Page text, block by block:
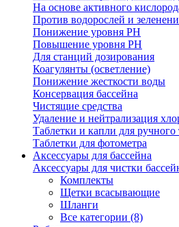
На основе активного
Против водорослей и
Понижение уровня РН
Повышение уровня РН
Для станций дозирования
Коагулянты (осветление)
Понижение жесткости воды
Консервация бассейна
Чистящие средства
Удаление и нейтрализация
Таблетки и капли для ручного
Таблетки для фотометра
Аксессуары для бассейна
Аксессуары для чистки
Комплекты
Щетки всасывающие
Шланги
Все категории (8)